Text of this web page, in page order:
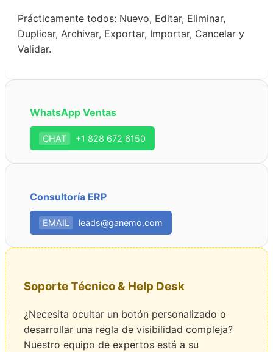
Prácticamente todos: Nuevo, Editar, Eliminar,
Duplicar, Archivar, Exportar, Importar, Cancelar y
Validar.
WhatsApp Ventas
CHAT +1 828 672 6150
Consultoría ERP
EMAIL leads@ganemo.com
Soporte Técnico & Help Desk
¿Necesita ocultar un botón personalizado o
desarrollar una regla de visibilidad compleja?
Nuestro equipo de expertos está a su